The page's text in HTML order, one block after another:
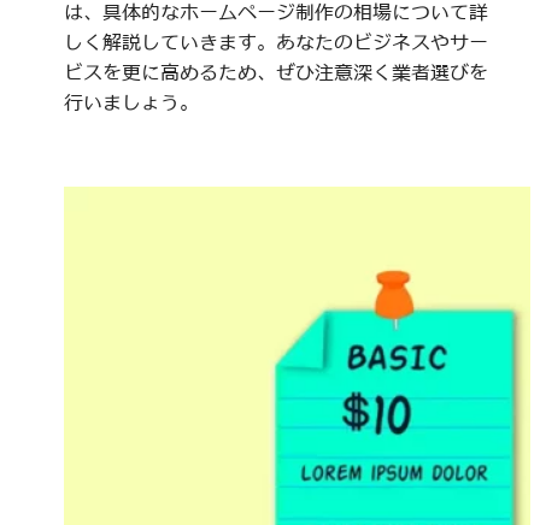
は、具体的なホームページ制作の相場について詳
しく解説していきます。あなたのビジネスやサー
ビスを更に高めるため、ぜひ注意深く業者選びを
行いましょう。